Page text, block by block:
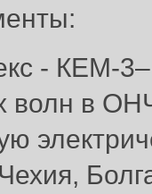
- КЕМ-
волн в